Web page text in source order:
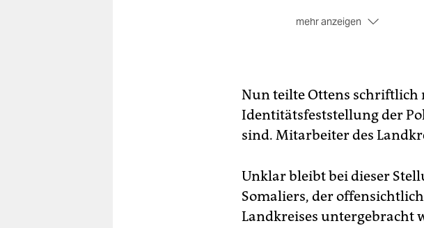
mehr anzeigen
Mitarbeiter
persönliche
Umstritten ist jedoch
Unverletzlichkeit der
Nun teilte Ottens schriftlich
Identitätsfeststellung der
sind. Mitarbeiter des
Unklar bleibt bei dieser
Somaliers, der
Landkreises untergebracht